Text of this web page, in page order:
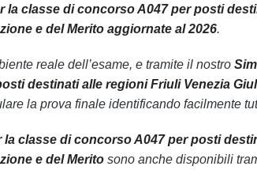
classe di concorso A047 per posti
e del Merito aggiornate al 2026.
reale dell’esame, e tramite il nostro
destinati alle regioni Friuli Venezia
la prova finale identificando facilmente
classe di concorso A047 per posti
e del Meritosono anche disponibili